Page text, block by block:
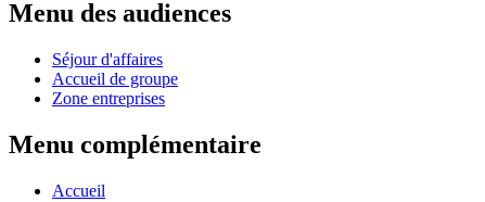
Menu des audiences
Séjour d'affaires
Accueil de groupe
Zone entreprises
Menu complémentaire
Accueil